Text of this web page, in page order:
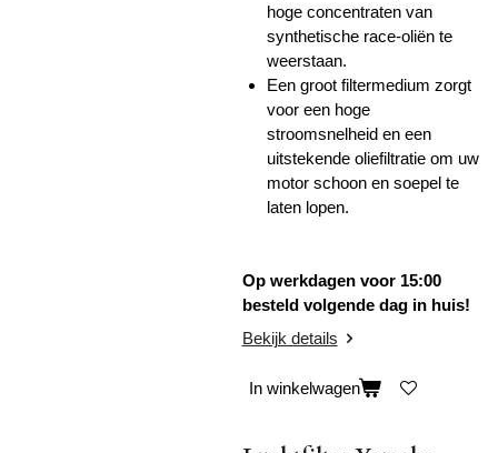
hoge concentraten van
synthetische race-oliën te
weerstaan.
Een groot filtermedium zorgt
voor een hoge
stroomsnelheid en een
uitstekende oliefiltratie om uw
motor schoon en soepel te
laten lopen.
Op werkdagen voor 15:00
besteld volgende dag in huis!
Bekijk details
In winkelwagen